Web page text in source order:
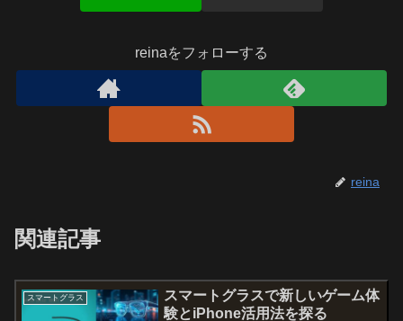
reinaをフォローする
reina
関連記事
スマートグラス
スマートグラスで新しいゲーム体
験とiPhone活用法を探る